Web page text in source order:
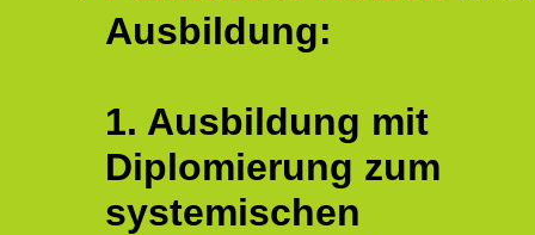
Ausbildung:
1. Ausbildung mit
Diplomierung zum
systemischen